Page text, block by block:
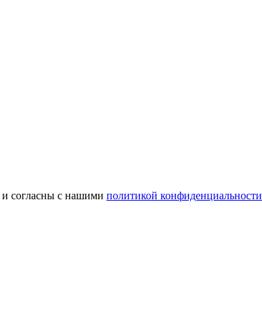
согласны с нашими политикой конфиденциальности